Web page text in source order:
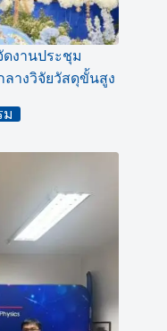
งานประชุม
ลางวิจัยวัสดุขั้นสูง
ม